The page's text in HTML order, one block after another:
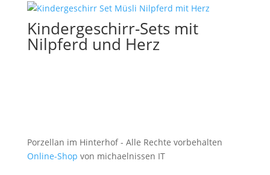
Kindergeschirr-Sets mit
Nilpferd und Herz
Porzellan im Hinterhof - Alle Rechte vorbehalten
Online-Shop von michaelnissen IT